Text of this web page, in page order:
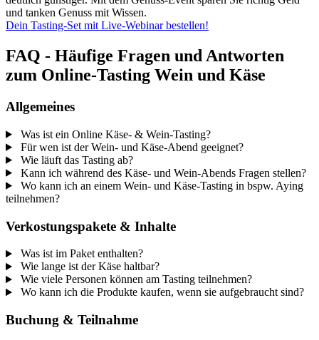
und tanken Genuss mit Wissen.
Dein Tasting-Set mit Live-Webinar bestellen!
FAQ - Häufige Fragen und Antworten
zum Online-Tasting Wein und Käse
Allgemeines
Was ist ein Online Käse- & Wein-Tasting?
Für wen ist der Wein- und Käse-Abend geeignet?
Wie läuft das Tasting ab?
Kann ich während des Käse- und Wein-Abends Fragen stellen?
Wo kann ich an einem Wein- und Käse-Tasting in bspw. Aying
teilnehmen?
Verkostungspakete & Inhalte
Was ist im Paket enthalten?
Wie lange ist der Käse haltbar?
Wie viele Personen können am Tasting teilnehmen?
Wo kann ich die Produkte kaufen, wenn sie aufgebraucht sind?
Buchung & Teilnahme